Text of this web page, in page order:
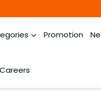
Promotion
Careers